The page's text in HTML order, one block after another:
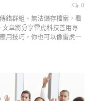
0
錯群組、無法儲存檔案，看
章將分享雷虎科技善用專
用技巧，你也可以像雷虎一